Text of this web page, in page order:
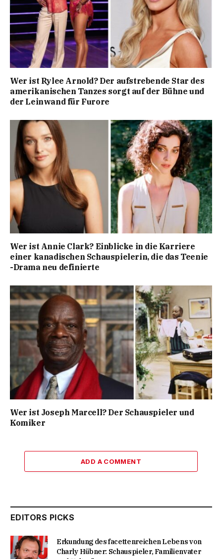
Wer ist Rylee Arnold? Der aufstrebende Star des
amerikanischen Tanzes sorgt auf der Bühne und
der Leinwand für Furore
Wer ist Annie Clark? Einblicke in die Karriere
einer kanadischen Schauspielerin, die das Teenie
-Drama neu definierte
Wer ist Joseph Marcell? Der Schauspieler und
Komiker
ADD A COMMENT
EDITORS PICKS
Erkundung des facettenreichen Lebens von
Charly Hübner: Schauspieler, Familienvater